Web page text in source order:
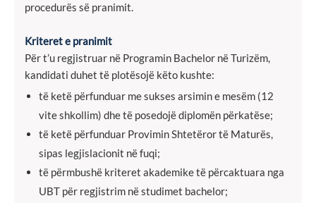
procedurës së pranimit.
Kriteret e pranimit
Për t’u regjistruar në Programin Bachelor në Turizëm,
kandidati duhet të plotësojë këto kushte:
të ketë përfunduar me sukses arsimin e mesëm (12
vite shkollim) dhe të posedojë diplomën përkatëse;
të ketë përfunduar Provimin Shtetëror të Maturës,
sipas legjislacionit në fuqi;
të përmbushë kriteret akademike të përcaktuara nga
UBT për regjistrim në studimet bachelor;